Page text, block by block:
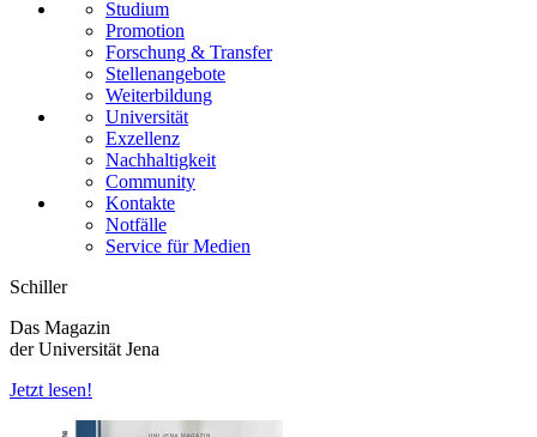
Studium
Promotion
Forschung & Transfer
Stellenangebote
Weiterbildung
Universität
Exzellenz
Nachhaltigkeit
Community
Kontakte
Notfälle
Service für Medien
Schiller
Das Magazin
der Universität Jena
Jetzt lesen!